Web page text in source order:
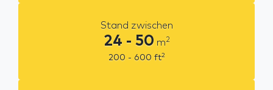
Stand zwischen
24 - 50 m2
200 - 600 ft2